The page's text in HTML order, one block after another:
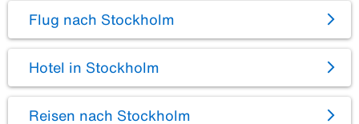
Flug nach Stockholm
Hotel in Stockholm
Reisen nach Stockholm